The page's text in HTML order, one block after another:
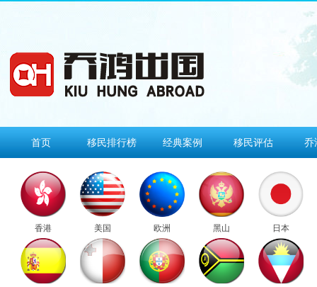
首页 移民排行榜 经典案例 移民评估 乔
香港 美国 欧洲 黑山 日本